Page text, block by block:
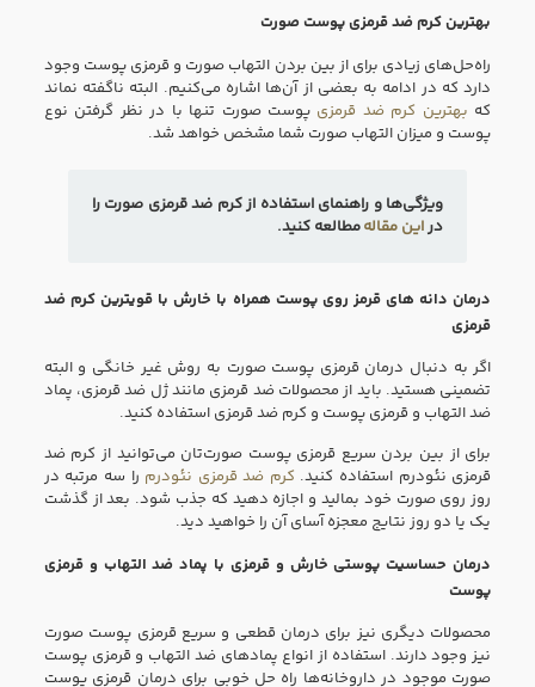
بهترین کرم ضد قرمزی پوست صورت
راه‌حل‌های زیادی برای از بین بردن التهاب صورت و قرمزی پوست وجود
دارد که در ادامه به بعضی از آن‌ها اشاره می‌کنیم. البته ناگفته نماند
که بهترین کرم ضد قرمزی پوست صورت تنها با در نظر گرفتن نوع
پوست و میزان التهاب صورت شما مشخص خواهد شد.
ویژگی‌ها و راهنمای استفاده از کرم ضد قرمزی صورت را
دراین مقالهمطالعه کنید.
درمان دانه‌ های قرمز روی پوست همراه با خارش با قویترین کرم ضد
قرمزی
اگر به دنبال درمان قرمزی پوست صورت به روش غیر خانگی و البته
تضمینی هستید. باید از محصولات ضد قرمزی مانند ژل ضد قرمزی، پماد
ضد التهاب و قرمزی پوست و کرم ضد قرمزی استفاده کنید.
برای از بین بردن سریع قرمزی پوست صورت‌تان می‌توانید از کرم ضد
قرمزی نئودرم استفاده کنید. کرم ضد قرمزی نئودرم را سه مرتبه در
روز روی صورت خود بمالید و اجازه دهید که جذب شود. بعد از گذشت
یک یا دو روز نتایج معجزه آسای آن را خواهید دید.
درمان حساسیت پوستی خارش و قرمزی با پماد ضد التهاب و قرمزی
پوست
محصولات دیگری نیز برای درمان قطعی و سریع قرمزی پوست صورت
نیز وجود دارند. استفاده از انواع پماد‌های ضد التهاب و قرمزی پوست
صورت موجود در داروخانه‌ها راه حل خوبی برای درمان قرمزی پوست